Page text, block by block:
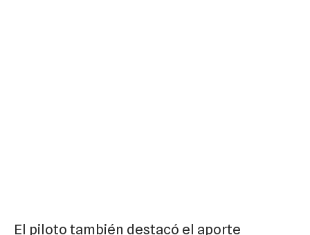
El piloto también destacó el aporte